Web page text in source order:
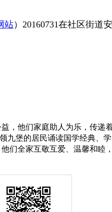
站）20160731在社区街道
，他们家庭助人为乐，传递
九堡的居民诵读国学经典、
们全家互敬互爱、温馨和睦